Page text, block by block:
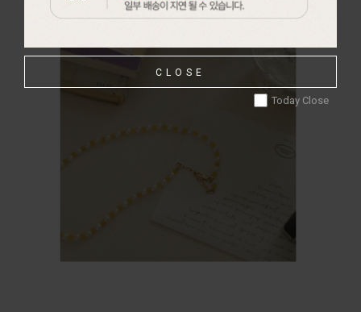
CLOSE
Today Close